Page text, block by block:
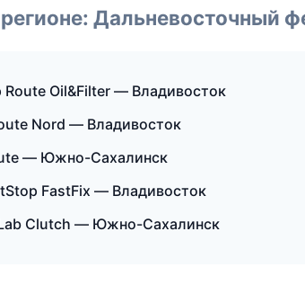
Дальневосточный
Route Oil&Filter — Владивосток
Nord — Владивосток
— Южно-Сахалинск
FastFix — Владивосток
Clutch — Южно-Сахалинск